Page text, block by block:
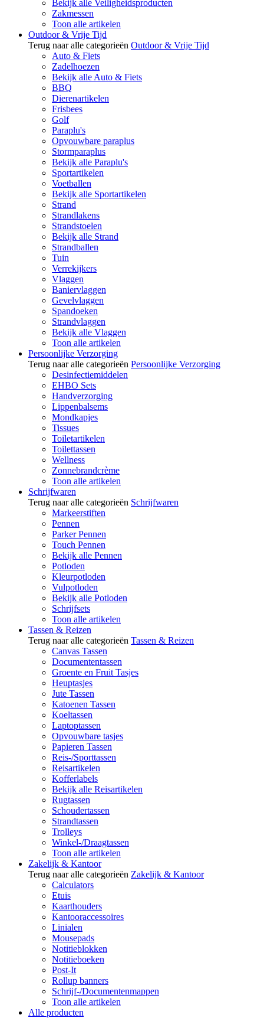
Bekijk alle Veiligheidsproducten
Zakmessen
Toon alle artikelen
Outdoor & Vrije Tijd
Terug naar alle categorieën Outdoor & Vrije Tijd
Auto & Fiets
Zadelhoezen
Bekijk alle Auto & Fiets
BBQ
Dierenartikelen
Frisbees
Golf
Paraplu's
Opvouwbare paraplus
Stormparaplus
Bekijk alle Paraplu's
Sportartikelen
Voetballen
Bekijk alle Sportartikelen
Strand
Strandlakens
Strandstoelen
Bekijk alle Strand
Strandballen
Tuin
Verrekijkers
Vlaggen
Baniervlaggen
Gevelvlaggen
Spandoeken
Strandvlaggen
Bekijk alle Vlaggen
Toon alle artikelen
Persoonlijke Verzorging
Terug naar alle categorieën Persoonlijke Verzorging
Desinfectiemiddelen
EHBO Sets
Handverzorging
Lippenbalsems
Mondkapjes
Tissues
Toiletartikelen
Toilettassen
Wellness
Zonnebrandcrème
Toon alle artikelen
Schrijfwaren
Terug naar alle categorieën Schrijfwaren
Markeerstiften
Pennen
Parker Pennen
Touch Pennen
Bekijk alle Pennen
Potloden
Kleurpotloden
Vulpotloden
Bekijk alle Potloden
Schrijfsets
Toon alle artikelen
Tassen & Reizen
Terug naar alle categorieën Tassen & Reizen
Canvas Tassen
Documententassen
Groente en Fruit Tasjes
Heuptasjes
Jute Tassen
Katoenen Tassen
Koeltassen
Laptoptassen
Opvouwbare tasjes
Papieren Tassen
Reis-/Sporttassen
Reisartikelen
Kofferlabels
Bekijk alle Reisartikelen
Rugtassen
Schoudertassen
Strandtassen
Trolleys
Winkel-/Draagtassen
Toon alle artikelen
Zakelijk & Kantoor
Terug naar alle categorieën Zakelijk & Kantoor
Calculators
Etuis
Kaarthouders
Kantooraccessoires
Linialen
Mousepads
Notitieblokken
Notitieboeken
Post-It
Rollup banners
Schrijf-/Documentenmappen
Toon alle artikelen
Alle producten